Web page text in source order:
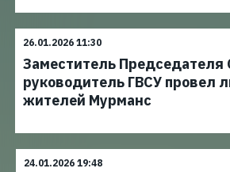
26.01.2026 11:30
Заместитель Председателя
руководитель ГВСУ провел
жителей Мурманс
24.01.2026 19:48